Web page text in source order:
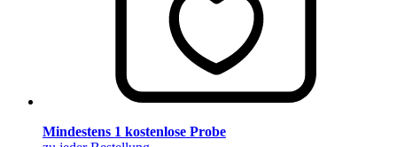
Mindestens 1 kostenlose Probe